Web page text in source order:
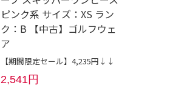
ピンク系 サイズ：XS ラン
ク：B 【中古】ゴルフウェ
ア
【期間限定セール】4,235円↓↓
2,541円